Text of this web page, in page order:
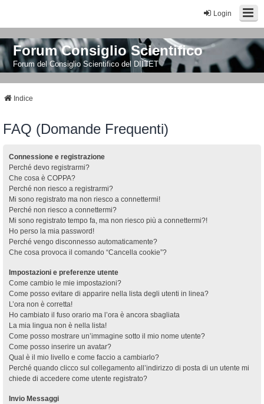
Login
Forum Consiglio Scientifico
Forum del Consiglio Scientifico del DIITET
Indice
FAQ (Domande Frequenti)
Connessione e registrazione
Perché devo registrarmi?
Che cosa è COPPA?
Perché non riesco a registrarmi?
Mi sono registrato ma non riesco a connettermi!
Perché non riesco a connettermi?
Mi sono registrato tempo fa, ma non riesco più a connettermi?!
Ho perso la mia password!
Perché vengo disconnesso automaticamente?
Che cosa provoca il comando “Cancella cookie”?
Impostazioni e preferenze utente
Come cambio le mie impostazioni?
Come posso evitare di apparire nella lista degli utenti in linea?
L’ora non è corretta!
Ho cambiato il fuso orario ma l’ora è ancora sbagliata
La mia lingua non è nella lista!
Come posso mostrare un’immagine sotto il mio nome utente?
Come posso inserire un avatar?
Qual è il mio livello e come faccio a cambiarlo?
Perché quando clicco sul collegamento all’indirizzo di posta di un utente mi
chiede di accedere come utente registrato?
Invio Messaggi